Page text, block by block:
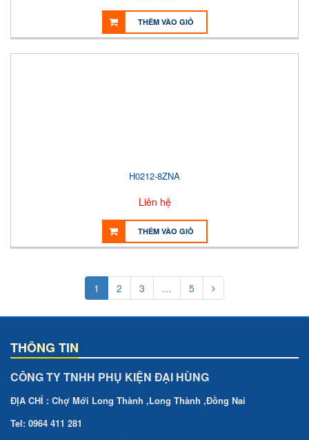
THÊM VÀO GIỎ
H0212-8ZNA
Liên hệ
THÊM VÀO GIỎ
1 2 3 … 5
THÔNG TIN
CÔNG TY TNHH PHỤ KIỆN ĐẠI HÙNG
ĐỊA CHỈ : Chợ Mới Long Thành ,Long Thành ,Đồng Nai
Tel: 0964 411 281